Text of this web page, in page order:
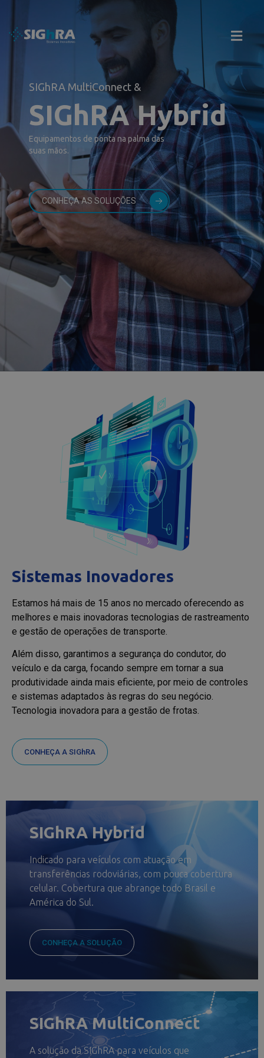
SIGhRA MultiConnect &
SIGhRA Hybrid
Equipamentos de ponta na palma das
suas mãos.
CONHEÇA AS SOLUÇÕES
Sistemas Inovadores
Estamos há mais de 15 anos no mercado oferecendo as
melhores e mais inovadoras tecnologias de rastreamento
e gestão de operações de transporte.
Além disso, garantimos a segurança do condutor, do
veículo e da carga, focando sempre em tornar a sua
produtividade ainda mais eficiente, por meio de controles
e sistemas adaptados às regras do seu negócio.
Tecnologia inovadora para a gestão de frotas.
CONHEÇA A SIGhRA
SIGhRA Hybrid
Indicado para veículos com atuação em
transferências rodoviárias, com pouca cobertura
celular. Cobertura que abrange todo Brasil e
América do Sul.
CONHEÇA A SOLUÇÃO
SIGhRA MultiConnect
A solução da SIGhRA para veículos que
modal-check